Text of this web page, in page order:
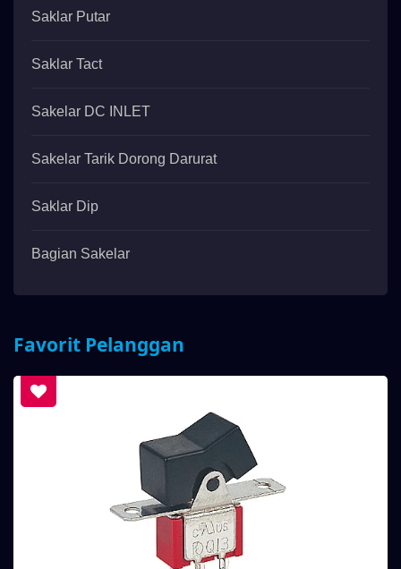
Saklar Putar
Saklar Tact
Sakelar DC INLET
Sakelar Tarik Dorong Darurat
Saklar Dip
Bagian Sakelar
Favorit Pelanggan